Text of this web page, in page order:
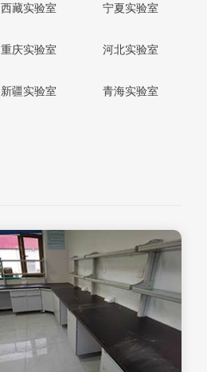
西藏实验室 宁夏实验室
重庆实验室 河北实验室
新疆实验室 青海实验室